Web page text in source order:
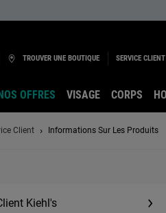
TROUVER UNE BOUTIQUE SERVICE CLIENT
OFFRES VISAGE CORPS
Client Informations Sur Les Produits
Kiehl's